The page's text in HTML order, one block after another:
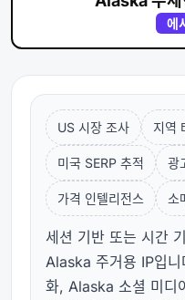
에
US 시장 조사 지역
미국 SERP 추적 광
가격 인텔리전스 소
세션 기반 또는 시간
Alaska 주거용 IP입
화, Alaska 소셜 미디